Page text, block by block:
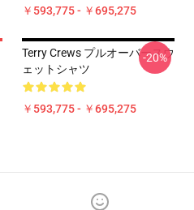
￥593,775 - ￥695,275
Terry Crews プルオーバースウ
ェットシャツ
￥593,775 - ￥695,275
-20%